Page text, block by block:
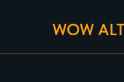
WOW